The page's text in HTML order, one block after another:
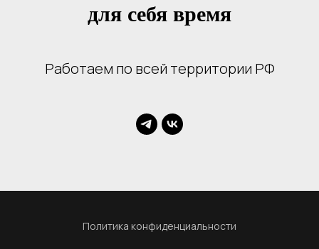
для себя время
Работаем по всей территории РФ
Политика конфиденциальности